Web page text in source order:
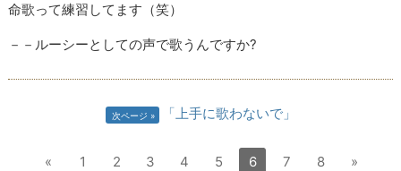
命歌って練習してます（笑）
－－ルーシーとしての声で歌うんですか?
次ページ 「上手に歌わないで」
« 1 2 3 4 5 6 7 8 »